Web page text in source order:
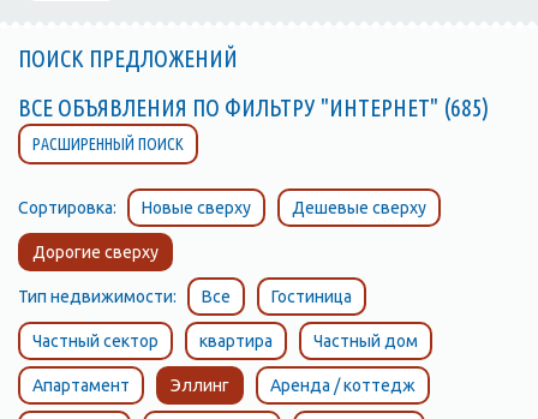
ПОИСК ПРЕДЛОЖЕНИЙ
ВСЕ ОБЪЯВЛЕНИЯ ПО ФИЛЬТРУ "ИНТЕРНЕТ" (685)
РАСШИРЕННЫЙ ПОИСК
Сортировка: Новые сверху Дешевые сверху
Дорогие сверху
Тип недвижимости: Все Гостиница
Частный сектор квартира Частный дом
Апартамент Эллинг Аренда / коттедж